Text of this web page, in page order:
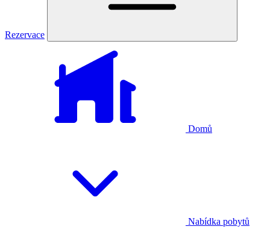
Rezervace
Domů
Nabídka pobytů